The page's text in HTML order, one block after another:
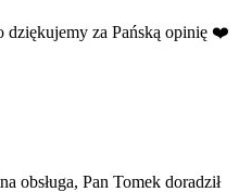
dziękujemy za Pańską opinię ❤️
obsługa, Pan Tomek doradził